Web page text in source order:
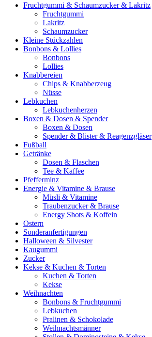
Fruchtgummi & Schaumzucker & Lakritz
Fruchtgummi
Lakritz
Schaumzucker
Kleine Stückzahlen
Bonbons & Lollies
Bonbons
Lollies
Knabbereien
Chips & Knabberzeug
Nüsse
Lebkuchen
Lebkuchenherzen
Boxen & Dosen & Spender
Boxen & Dosen
Spender & Blister & Reagenzgläser
Fußball
Getränke
Dosen & Flaschen
Tee & Kaffee
Pfefferminz
Energie & Vitamine & Brause
Müsli & Vitamine
Traubenzucker & Brause
Energy Shots & Koffein
Ostern
Sonderanfertigungen
Halloween & Silvester
Kaugummi
Zucker
Kekse & Kuchen & Torten
Kuchen & Torten
Kekse
Weihnachten
Bonbons & Fruchtgummi
Lebkuchen
Pralinen & Schokolade
Weihnachtsmänner